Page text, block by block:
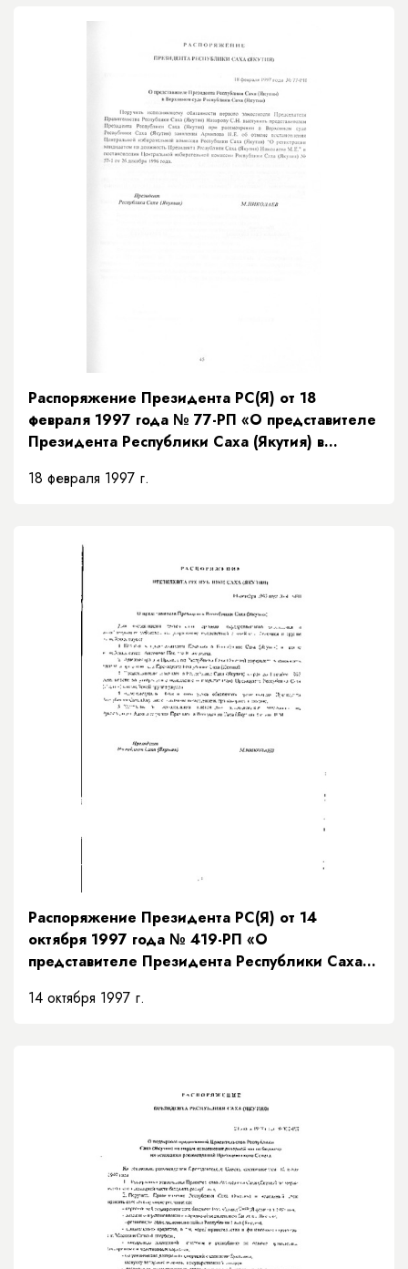
Распоряжение Президента РС(Я) от 18
февраля 1997 года № 77-РП «О представителе
Президента Республики Саха (Якутия) в
18 февраля 1997 г.
Распоряжение Президента РС(Я) от 14
октября 1997 года № 419-РП «О
представителе Президента Республики Саха
14 октября 1997 г.